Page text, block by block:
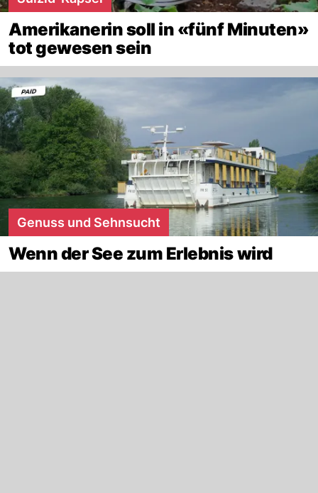
Amerikanerin soll in «fünf Minuten»
tot gewesen sein
Genuss und Sehnsucht
Wenn der See zum Erlebnis wird